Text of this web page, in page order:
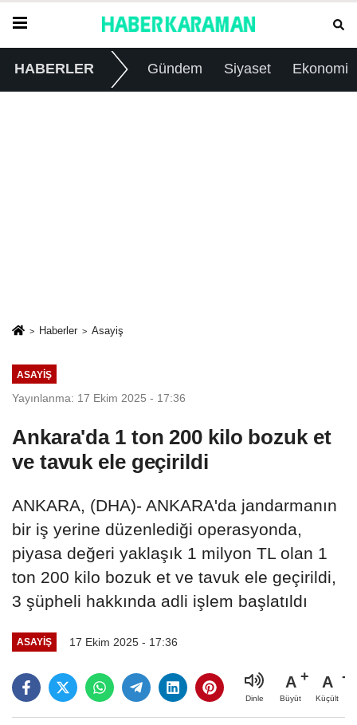
HABERLER Gündem Siyaset Ekonomi
Haberler Asayiş
ASAYIŞ
Yayınlanma: 17 Ekim 2025 - 17:36
Ankara'da 1 ton 200 kilo bozuk et
ve tavuk ele geçirildi
ANKARA, (DHA)- ANKARA'da jandarmanın
bir iş yerine düzenlediği operasyonda,
piyasa değeri yaklaşık 1 milyon TL olan 1
ton 200 kilo bozuk et ve tavuk ele geçirildi,
3 şüpheli hakkında adli işlem başlatıldı
ASAYIŞ 17 Ekim 2025 - 17:36
Dinle
A
Büyüt
A
Küçült